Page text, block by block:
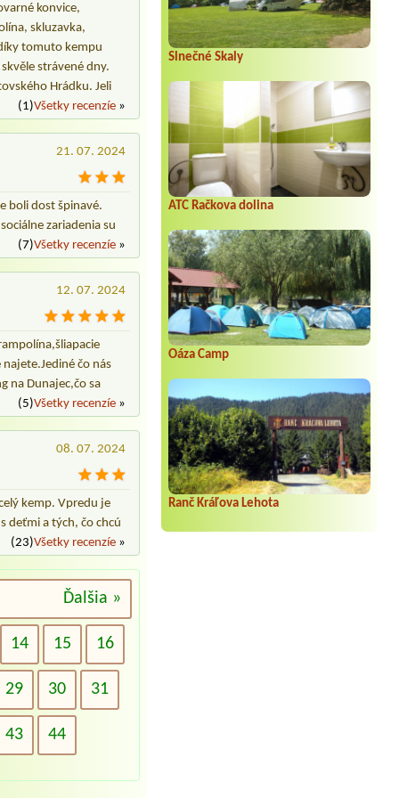
dospelí a 2 deti, pes, 2 auta, 1 prives
Slnečné Skaly
ATC Račkova dolina
Oáza Camp
Ranč Kráľova Lehota
konvice,
skluzavka,
tomuto kempu
strávené dny.
Hrádku. Jeli
(1)Všetky recenzíe»
21. 07. 2024
boli dost špinavé.
zariadenia su
(7)Všetky recenzíe»
12. 07. 2024
čo nás
na Dunajec,čo sa
(5)Všetky recenzíe»
08. 07. 2024
kemp. Vpredu je
deťmi a tých, čo chcú
(23)Všetky recenzíe»
Ďalšia »
14 15 16
29 30 31
43 44